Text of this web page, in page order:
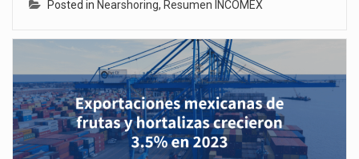
Posted in Nearshoring, Resumen INCOMEX